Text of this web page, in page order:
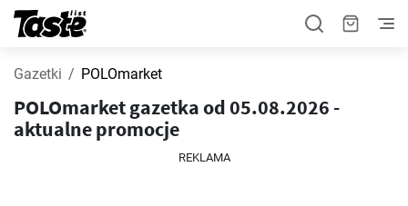
Gazetki POLOmarket
POLOmarket gazetka od 05.08.2026 -
aktualne promocje
REKLAMA